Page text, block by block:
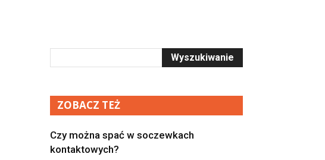
ZOBACZ TEŻ
Czy można spać w soczewkach
kontaktowych?